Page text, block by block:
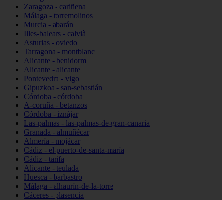
Zaragoza - cariñena
Málaga - torremolinos
Murcia - abarán
Illes-balears - calvià
Asturias - oviedo
Tarragona - montblanc
Alicante - benidorm
Alicante - alicante
Pontevedra - vigo
Gipuzkoa - san-sebastián
Córdoba - córdoba
A-coruña - betanzos
Córdoba - iznájar
Las-palmas - las-palmas-de-gran-canaria
Granada - almuñécar
Almería - mojácar
Cádiz - el-puerto-de-santa-maría
Cádiz - tarifa
Alicante - teulada
Huesca - barbastro
Málaga - alhaurín-de-la-torre
Cáceres - plasencia